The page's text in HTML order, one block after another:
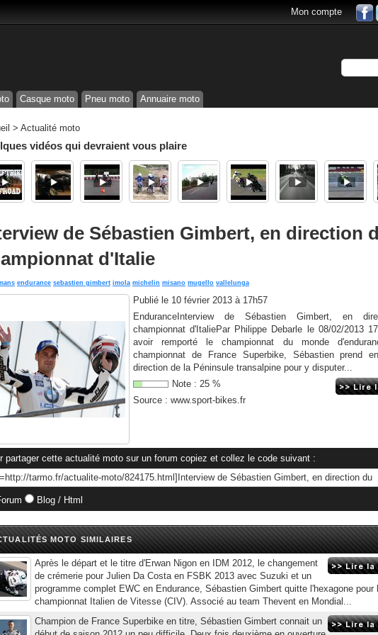
Mon compte
Casque moto Pneu moto Annuaire moto
> Actualité moto
vidéos qui devraient vous plaire
de Sébastien Gimbert, en direction
d'Italie
endurance sebastien gimbert imola michelin misano mugello vallelunga
Publié le 10 février 2013 à 17h57
EnduranceInterview de Sébastien Gimbert, en
championnat d'ItaliePar Philippe Debarle le 08/02/2013
avoir remporté le championnat du monde
championnat de France Superbike, Sébastien prend
direction de la Péninsule transalpine pour y disputer...
Note : 25 %
Source : www.sport-bikes.fr
partager cette actualité moto sur un forum copiez et collez le code suivant :
Blog / Html
MOTO SIMILAIRES
Après le départ et le titre d'Erwan Nigon en IDM 2012, le changement
de crémerie pour Julien Da Costa en FSBK 2013 avec Suzuki et un
programme complet EWC en Endurance, Sébastien Gimbert quitte l'hexagone pour
championnat Italien de Vitesse (CIV). Associé au team Thevent en Mondial...
Champion de France Superbike en titre, Sébastien Gimbert connait un